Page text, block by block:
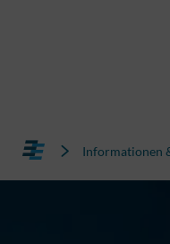
Informationen